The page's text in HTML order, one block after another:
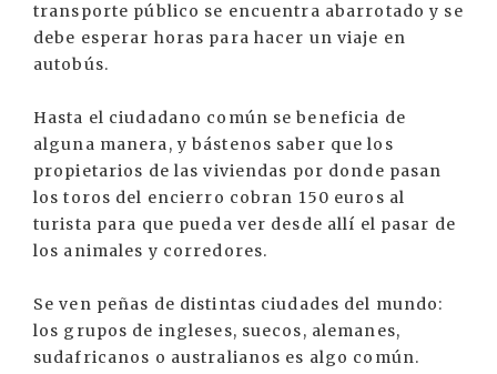
transporte público se encuentra abarrotado y se
debe esperar horas para hacer un viaje en
autobús.
Hasta el ciudadano común se beneficia de
alguna manera, y bástenos saber que los
propietarios de las viviendas por donde pasan
los toros del encierro cobran 150 euros al
turista para que pueda ver desde allí el pasar de
los animales y corredores.
Se ven peñas de distintas ciudades del mundo:
los grupos de ingleses, suecos, alemanes,
sudafricanos o australianos es algo común.